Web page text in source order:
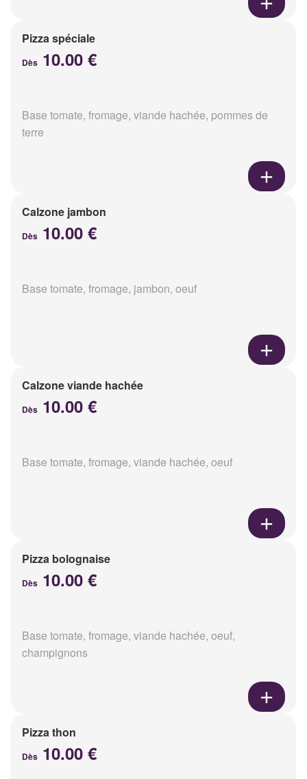
Pizza spéciale
Dès 10.00 €
Base tomate, fromage, viande hachée, pommes de
terre
Calzone jambon
Dès 10.00 €
Base tomate, fromage, jambon, oeuf
Calzone viande hachée
Dès 10.00 €
Base tomate, fromage, viande hachée, oeuf
Pizza bolognaise
Dès 10.00 €
Base tomate, fromage, viande hachée, oeuf,
champignons
Pizza thon
Dès 10.00 €